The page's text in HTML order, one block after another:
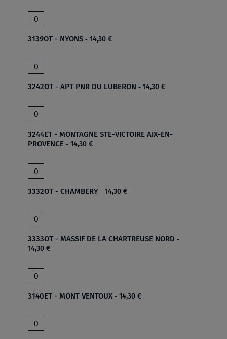
3139OT - NYONS 14,30 €
3242OT - APT PNR DU LUBERON 14,30 €
3244ET - MONTAGNE STE-VICTOIRE AIX-EN-
PROVENCE
14,30 €
3332OT - CHAMBERY 14,30 €
3333OT - MASSIF DE LA CHARTREUSE NORD
14,30 €
3140ET - MONT VENTOUX 14,30 €